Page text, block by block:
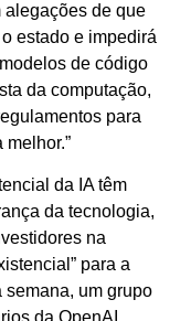
alegações de que
estado e impedirá
de código
da computação,
para
da IA têm
da tecnologia,
na
para a
semana, um grupo